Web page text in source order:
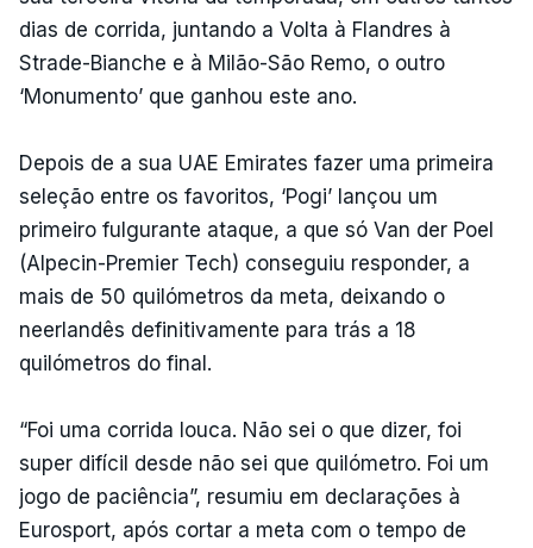
dias de corrida, juntando a Volta à Flandres à
Strade-Bianche e à Milão-São Remo, o outro
‘Monumento’ que ganhou este ano.
Depois de a sua UAE Emirates fazer uma primeira
seleção entre os favoritos, ‘Pogi’ lançou um
primeiro fulgurante ataque, a que só Van der Poel
(Alpecin-Premier Tech) conseguiu responder, a
mais de 50 quilómetros da meta, deixando o
neerlandês definitivamente para trás a 18
quilómetros do final.
“Foi uma corrida louca. Não sei o que dizer, foi
super difícil desde não sei que quilómetro. Foi um
jogo de paciência”, resumiu em declarações à
Eurosport, após cortar a meta com o tempo de